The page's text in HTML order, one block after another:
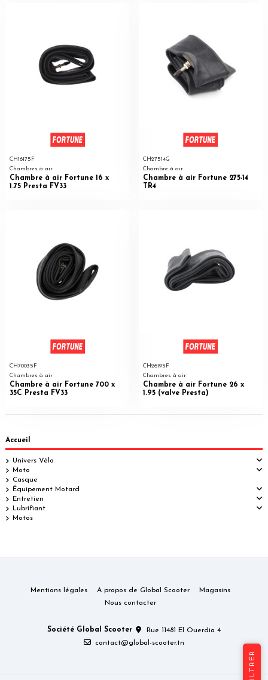
CH16175F
Chambres à air
Chambre à air Fortune 16 x
1.75 Presta FV33
CH27514G
Chambre à air
Chambre à air Fortune 275-14
TR4
CH70035F
Chambres à air
Chambre à air Fortune 700 x
35C Presta FV33
CH26195F
Chambres à air
Chambre à air Fortune 26 x
1.95 (valve Presta)
Accueil
Univers Vélo
Moto
Casque
Équipement Motard
Entretien
Lubrifiant
Motos
Mentions légales A propos de Global Scooter
Magasins
Nous contacter
Société Global Scooter
Rue 11481 El Ouerdia 4
contact@global-scooter.tn
FILTRER